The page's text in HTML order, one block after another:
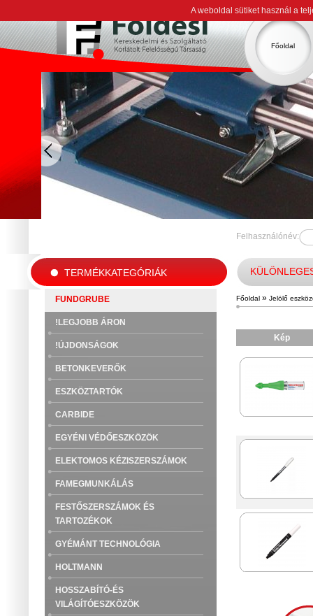
A weboldal sütiket használ a
Főoldal
FUNDGRUBE
!LEGJOBB ÁRON
!ÚJDONSÁGOK
BETONKEVERŐK
ESZKÖZTARTÓK
CARBIDE
EGYÉNI VÉDŐESZKÖZÖK
ELEKTOMOS KÉZISZERSZÁMOK
FAMEGMUNKÁLÁS
FESTŐSZERSZÁMOK ÉS
TARTOZÉKOK
GYÉMÁNT TECHNOLÓGIA
HOLTMANN
HOSSZABÍTÓ-ÉS
VILÁGÍTÓESZKÖZÖK
TERMÉKKATEGÓRIÁK
Felhasználónév:
Főoldal » Jelölő
Kép